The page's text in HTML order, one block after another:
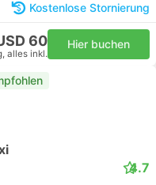
Kostenlose Stornierung
60
alles inkl.
Hier buchen
4.7